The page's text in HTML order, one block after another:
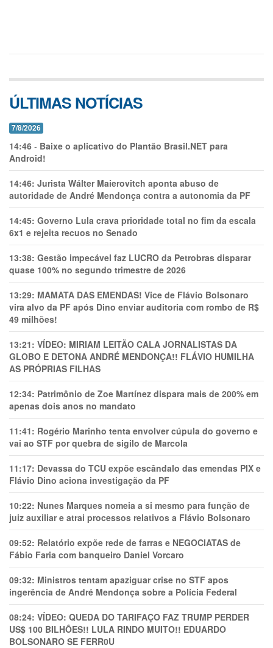
ÚLTIMAS NOTÍCIAS
7/8/2026
14:46 - Baixe o aplicativo do Plantão Brasil.NET para
Android!
14:46: Jurista Wálter Maierovitch aponta abuso de
autoridade de André Mendonça contra a autonomia da PF
14:45: Governo Lula crava prioridade total no fim da escala
6x1 e rejeita recuos no Senado
13:38: Gestão impecável faz LUCRO da Petrobras disparar
quase 100% no segundo trimestre de 2026
13:29: MAMATA DAS EMENDAS! Vice de Flávio Bolsonaro
vira alvo da PF após Dino enviar auditoria com rombo de R$
49 milhões!
13:21: VÍDEO: MIRIAM LEITÃO CALA JORNALISTAS DA
GLOBO E DETONA ANDRÉ MENDONÇA!! FLÁVIO HUMILHA
AS PRÓPRIAS FILHAS
12:34: Patrimônio de Zoe Martínez dispara mais de 200% em
apenas dois anos no mandato
11:41: Rogério Marinho tenta envolver cúpula do governo e
vai ao STF por quebra de sigilo de Marcola
11:17: Devassa do TCU expõe escândalo das emendas PIX e
Flávio Dino aciona investigação da PF
10:22: Nunes Marques nomeia a si mesmo para função de
juiz auxiliar e atrai processos relativos a Flávio Bolsonaro
09:52: Relatório expõe rede de farras e NEGOCIATAS de
Fábio Faria com banqueiro Daniel Vorcaro
09:32: Ministros tentam apaziguar crise no STF apos
ingerência de André Mendonça sobre a Polícia Federal
08:24: VÍDEO: QUEDA DO TARIFAÇO FAZ TRUMP PERDER
US$ 100 BILHÕES!! LULA RINDO MUITO!! EDUARDO
BOLSONARO SE FERR0U